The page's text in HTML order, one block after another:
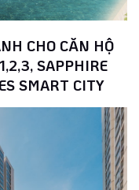
CHO CĂN HỘ
SAPPHIRE
SMART CITY